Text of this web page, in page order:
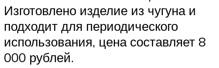
Изготовлено изделие из чугуна и
подходит для периодического
использования, цена составляет 8
000 рублей.